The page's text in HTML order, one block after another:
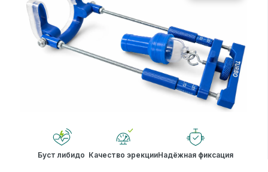
Буст либидо Качество эрекцииНадёжная фиксация